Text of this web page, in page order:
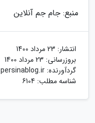
منبع: جام جم آنلاین
انتشار: 23 مرداد 1400
بروزرسانی: 23 مرداد 1400
گردآورنده: persinablog.ir
شناسه مطلب: 6104